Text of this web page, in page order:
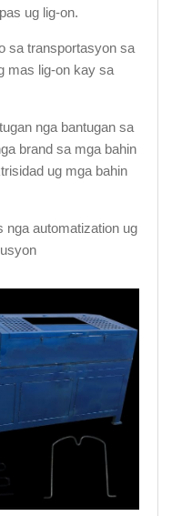
ug lig-on.
sa transportasyon sa
mas lig-on kay sa
nga bantugan sa
brand sa mga bahin
ug mga bahin
nga automatization ug